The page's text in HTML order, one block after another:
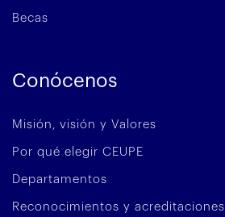
Becas
Conócenos
Misión, visión y Valores
Por qué elegir CEUPE
Departamentos
Reconocimientos y acreditaciones